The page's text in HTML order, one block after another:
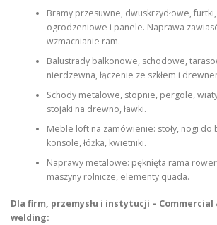
Bramy przesuwne, dwuskrzydłowe, furtki,
ogrodzeniowe i panele. Naprawa
wzmacnianie ram.
Balustrady balkonowe, schodowe,
nierdzewna, łączenie ze szkłem i
Schody metalowe, stopnie, pergole,
stojaki na drewno, ławki.
Meble loft na zamówienie: stoły, nogi do
konsole, łóżka, kwietniki.
Naprawy metalowe: pęknięta rama
maszyny rolnicze, elementy quada.
Dla firm, przemysłu i instytucji –
welding: